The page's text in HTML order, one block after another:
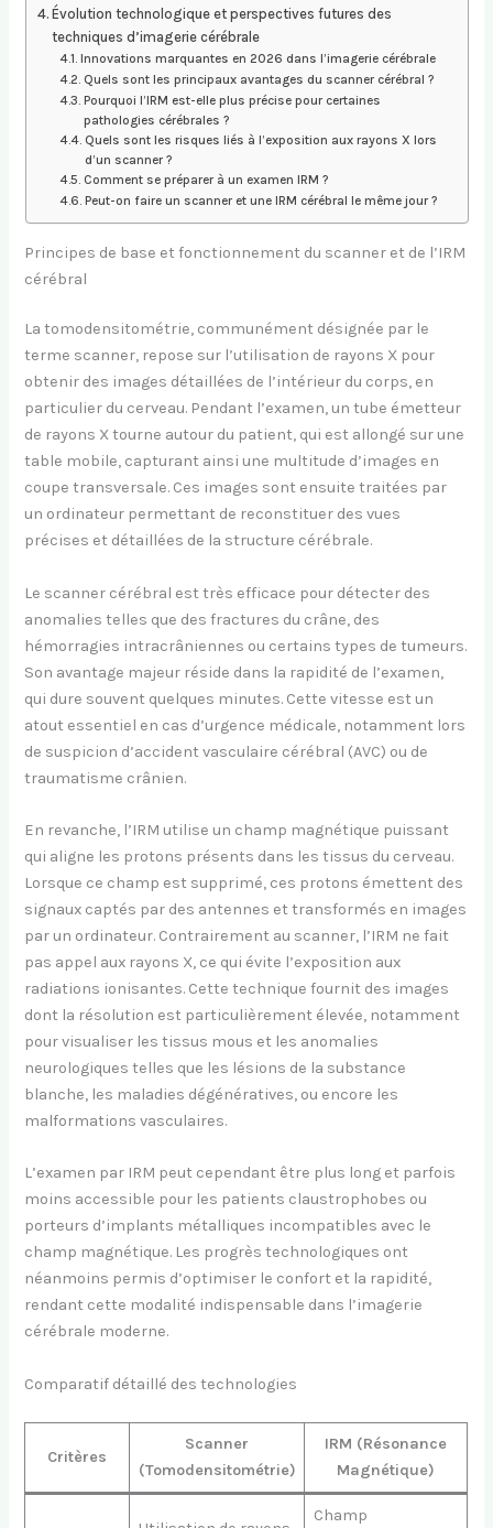
Évolution technologique et perspectives futures des
techniques d’imagerie cérébrale
Innovations marquantes en 2026 dans l’imagerie cérébrale
Quels sont les principaux avantages du scanner cérébral ?
Pourquoi l’IRM est-elle plus précise pour certaines
pathologies cérébrales ?
Quels sont les risques liés à l’exposition aux rayons X lors
d’un scanner ?
Comment se préparer à un examen IRM ?
Peut-on faire un scanner et une IRM cérébral le même jour ?
Principes de base et fonctionnement du scanner et de l’IRM
cérébral
La tomodensitométrie, communément désignée par le
terme scanner, repose sur l’utilisation de rayons X pour
obtenir des images détaillées de l’intérieur du corps, en
particulier du cerveau. Pendant l’examen, un tube émetteur
de rayons X tourne autour du patient, qui est allongé sur une
table mobile, capturant ainsi une multitude d’images en
coupe transversale. Ces images sont ensuite traitées par
un ordinateur permettant de reconstituer des vues
précises et détaillées de la structure cérébrale.
Le scanner cérébral est très efficace pour détecter des
anomalies telles que des fractures du crâne, des
hémorragies intracrâniennes ou certains types de tumeurs.
Son avantage majeur réside dans la rapidité de l’examen,
qui dure souvent quelques minutes. Cette vitesse est un
atout essentiel en cas d’urgence médicale, notamment lors
de suspicion d’accident vasculaire cérébral (AVC) ou de
traumatisme crânien.
En revanche, l’IRM utilise un champ magnétique puissant
qui aligne les protons présents dans les tissus du cerveau.
Lorsque ce champ est supprimé, ces protons émettent des
signaux captés par des antennes et transformés en images
par un ordinateur. Contrairement au scanner, l’IRM ne fait
pas appel aux rayons X, ce qui évite l’exposition aux
radiations ionisantes. Cette technique fournit des images
dont la résolution est particulièrement élevée, notamment
pour visualiser les tissus mous et les anomalies
neurologiques telles que les lésions de la substance
blanche, les maladies dégénératives, ou encore les
malformations vasculaires.
L’examen par IRM peut cependant être plus long et parfois
moins accessible pour les patients claustrophobes ou
porteurs d’implants métalliques incompatibles avec le
champ magnétique. Les progrès technologiques ont
néanmoins permis d’optimiser le confort et la rapidité,
rendant cette modalité indispensable dans l’imagerie
cérébrale moderne.
Comparatif détaillé des technologies
Critères
Scanner
(Tomodensitométrie)
IRM (Résonance
Magnétique)
Champ